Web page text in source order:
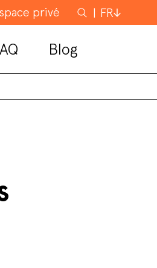
privé Rechercher
FR
Blog